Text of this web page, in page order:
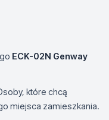
ECK-02N Genway
które chcą
miejsca zamieszkania.